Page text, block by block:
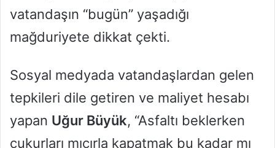
vatandaşın “bugün” yaşadığı
mağduriyete dikkat çekti.
Sosyal medyada vatandaşlardan gelen
tepkileri dile getiren ve maliyet hesabı
yapan Uğur Büyük, “Asfaltı beklerken
çukurları mıcırla kapatmak bu kadar mı